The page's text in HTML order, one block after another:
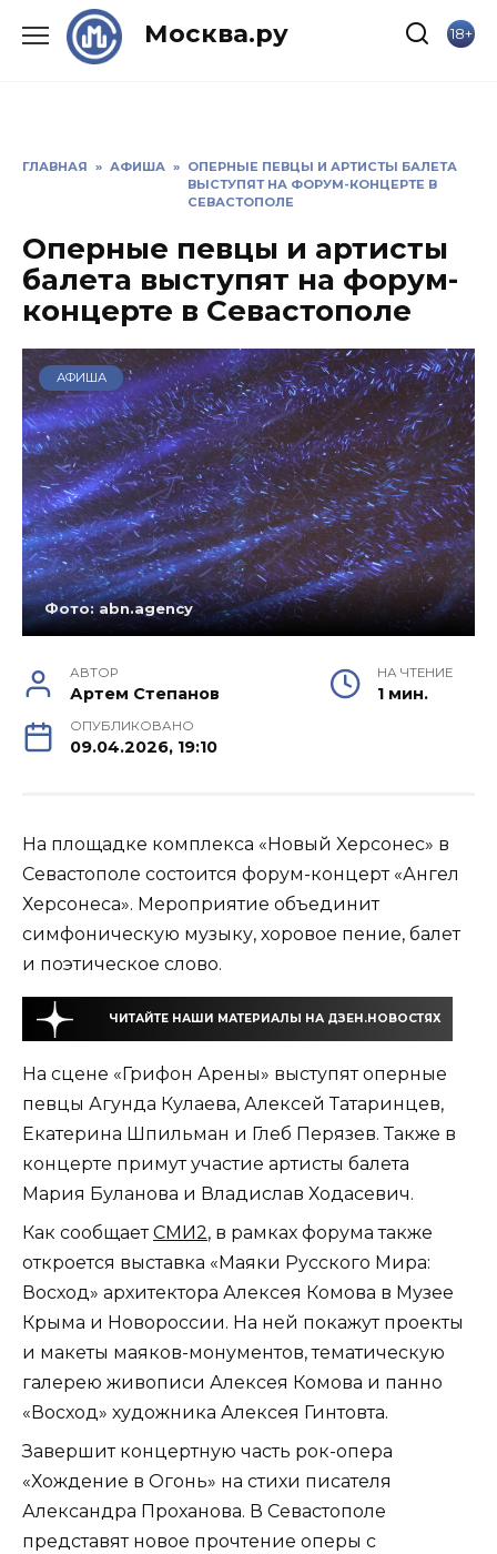
Москва.ру 18+
ГЛАВНАЯ » АФИША » ОПЕРНЫЕ ПЕВЦЫ И АРТИСТЫ БАЛЕТА
ВЫСТУПЯТ НА ФОРУМ-КОНЦЕРТЕ В
СЕВАСТОПОЛЕ
Оперные певцы и артисты
балета выступят на форум-
концерте в Севастополе
АФИША
Фото: abn.agency
АВТОР
Артем Степанов
НА ЧТЕНИЕ
1 мин.
ОПУБЛИКОВАНО
09.04.2026, 19:10
На площадке комплекса «Новый Херсонес» в
Севастополе состоится форум-концерт «Ангел
Херсонеса». Мероприятие объединит
симфоническую музыку, хоровое пение, балет
и поэтическое слово.
ЧИТАЙТЕ НАШИ МАТЕРИАЛЫ НА ДЗЕН.НОВОСТЯХ
На сцене «Грифон Арены» выступят оперные
певцы Агунда Кулаева, Алексей Татаринцев,
Екатерина Шпильман и Глеб Перязев. Также в
концерте примут участие артисты балета
Мария Буланова и Владислав Ходасевич.
Как сообщаетСМИ2, в рамках форума также
откроется выставка «Маяки Русского Мира:
Восход» архитектора Алексея Комова в Музее
Крыма и Новороссии. На ней покажут проекты
и макеты маяков-монументов, тематическую
галерею живописи Алексея Комова и панно
«Восход» художника Алексея Гинтовта.
Завершит концертную часть рок-опера
«Хождение в Огонь» на стихи писателя
Александра Проханова. В Севастополе
представят новое прочтение оперы с